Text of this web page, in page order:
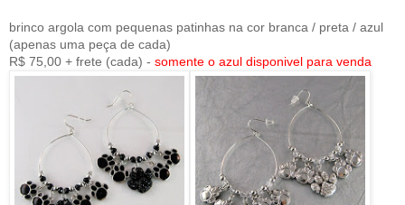
brinco argola com pequenas patinhas na cor branca / preta / azul
(apenas uma peça de cada)
R$ 75,00 + frete (cada) - somente o azul disponivel para venda